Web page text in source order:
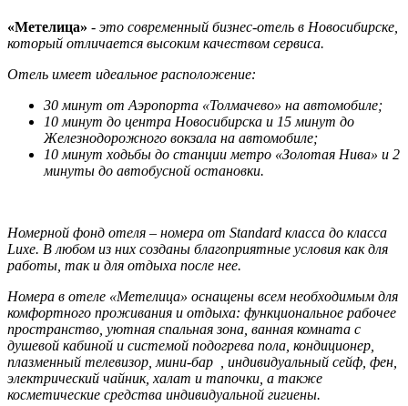
«Метелица» - это современный бизнес-отель в Новосибирске,
который отличается высоким качеством сервиса.
Отель имеет идеальное расположение:
30 минут от Аэропорта «Толмачево» на автомобиле;
10 минут до центра Новосибирска и 15 минут до
Железнодорожного вокзала на автомобиле;
10 минут ходьбы до станции метро «Золотая Нива» и 2
минуты до автобусной остановки.
Номерной фонд отеля – номера от Standard класса до класса
Luxe. В любом из них созданы благоприятные условия как для
работы, так и для отдыха после нее.
Номера в отеле «Метелица» оснащены всем необходимым для
комфортного проживания и отдыха: функциональное рабочее
пространство, уютная спальная зона, ванная комната с
душевой кабиной и системой подогрева пола, кондиционер,
плазменный телевизор, мини-бар , индивидуальный сейф, фен,
электрический чайник, халат и тапочки, а также
косметические средства индивидуальной гигиены.